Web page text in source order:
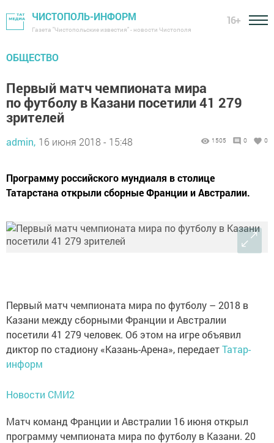
ЧИСТОПОЛЬ-ИНФОРМ
Газета "Чистопольские известия" - новости Чистополя
16+
ОБЩЕСТВО
Первый матч чемпионата мира
по футболу в Казани посетили 41 279
зрителей
admin, 16 июня 2018 - 15:48 1505 0 0
​​​​​​​ Программу российского мундиаля в столице
Татарстана открыли сборные Франции и Австралии.
Первый матч чемпионата мира по футболу – 2018 в
Казани между сборными Франции и Австралии
посетили 41 279 человек. Об этом на игре объявил
диктор по стадиону «Казань-Арена», передаетТатар-
информ
Новости СМИ2
Матч команд Франции и Австралии 16 июня открыл
программу чемпионата мира по футболу в Казани. 20